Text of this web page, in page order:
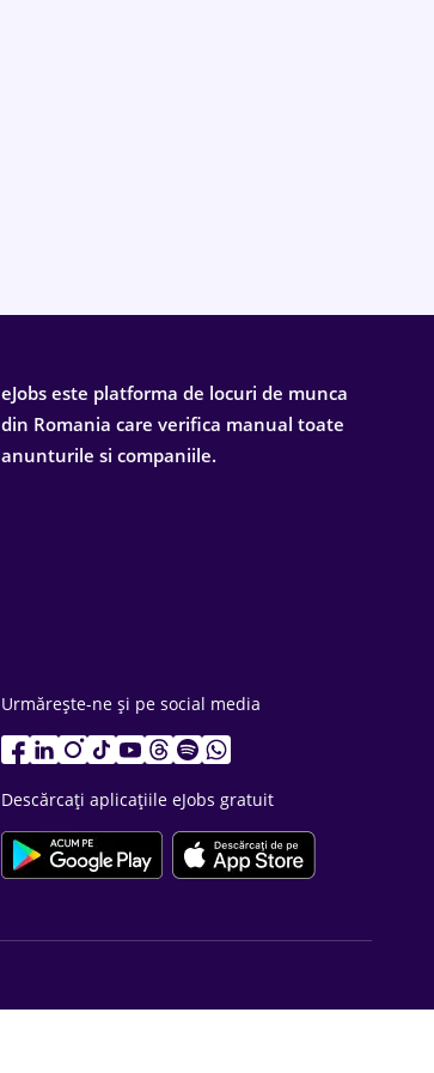
eJobs este platforma de locuri de munca
din Romania care verifica manual toate
anunturile si companiile.
Urmărește-ne și pe social media
Descărcați aplicațiile eJobs gratuit